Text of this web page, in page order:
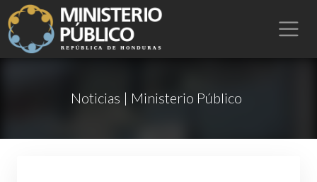
Noticias | Ministerio Público